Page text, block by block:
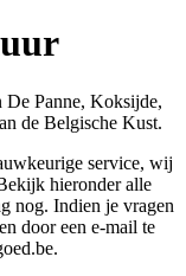
Panne, Koksijde,
de Belgische Kust.
service, wij
hieronder alle
nog. Indien je vragen
door een e-mail te